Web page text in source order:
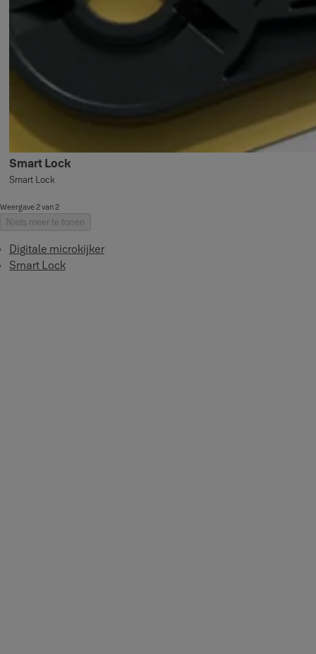
Smart Lock
Smart Lock
Weergave 2 van 2
Niets meer te tonen
Digitale microkijker
Smart Lock